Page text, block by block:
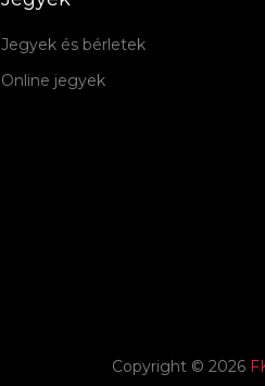
Jegyek és bérletek
Online jegyek
Copyright © 2026